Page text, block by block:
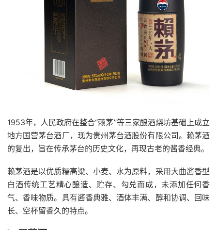
1953年，人民政府在整合“赖茅”等三家酿酒烧坊基础上成立
地方国营茅台酒厂，现为贵州茅台酒股份有限公司。赖茅酒
的复出，旨在传承茅台的历史文化，再现古老的酱香经典。
赖茅酒是以优质糯高粱、小麦、水为原料，采用大曲酱香型
白酒传统工艺精心酿造、贮存、勾兑而成，未添加任何香
气、香味物质。具有酱香典雅、酒体丰满、醇和协调、回味
长、空杯留香久的特点。